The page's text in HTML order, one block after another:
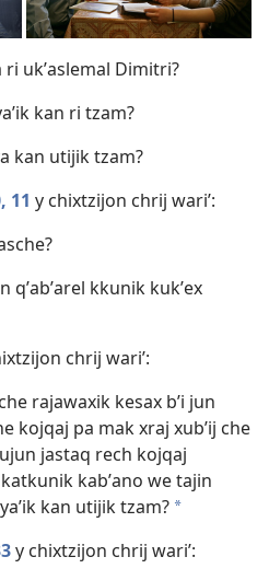
ri ukʼaslemal Dimitri?
kan ri tzam?
kan utijik tzam?
11 y chixtzijon chrij wariʼ:
qʼabʼarel kkunik kukʼex
chrij wariʼ:
rajawaxik kesax bʼi jun
kojqaj pa mak xraj xubʼij che
jastaq rech kojqaj
kabʼano we tajin
kan utijik tzam? a
y chixtzijon chrij wariʼ: